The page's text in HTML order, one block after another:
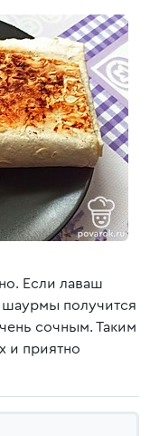
Если лаваш
шаурмы получится
сочным. Таким
и приятно